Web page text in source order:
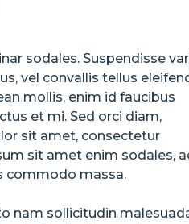
sodales. Suspendisse
vel convallis tellus
mollis, enim id faucibus
et mi. Sed orci diam,
sit amet, consectetur
sit amet enim sodales,
commodo massa.
nam sollicitudin